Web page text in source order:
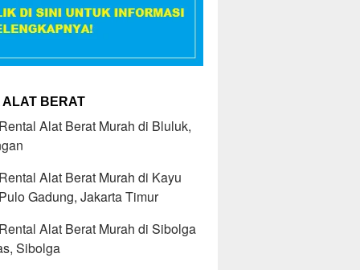
ALAT BERAT
Alat Berat Murah di Bluluk,
Alat Berat Murah di Kayu
Gadung, Jakarta Timur
Alat Berat Murah di Sibolga
Sibolga